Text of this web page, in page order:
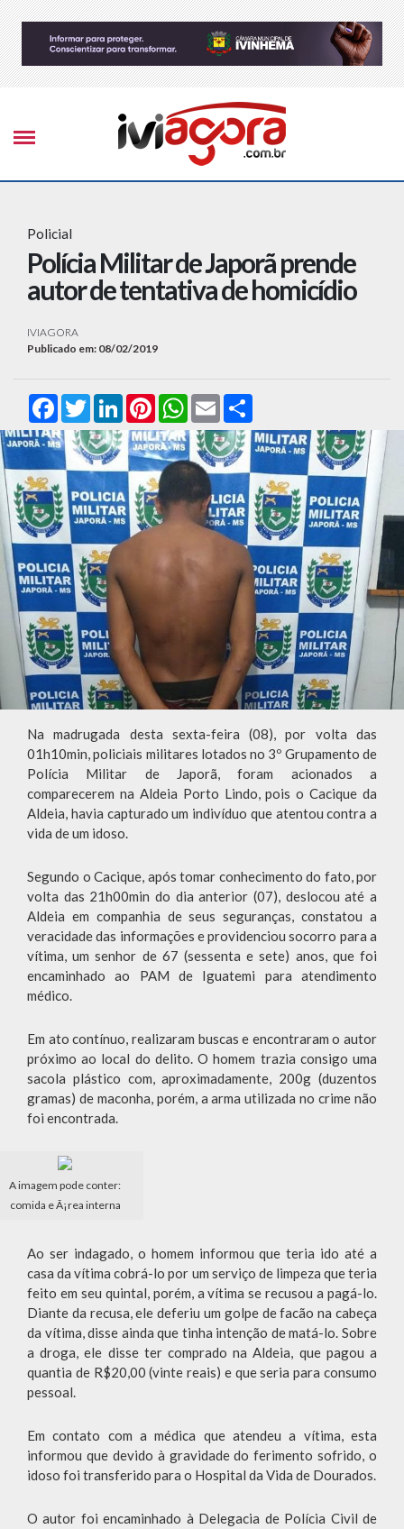
Policial
Polícia Militar de Japorã prende
autor de tentativa de homicídio
IVIAGORA
Publicado em: 08/02/2019
FacebookTwitterLinkedInPinterestWhatsApp
Email
Na madrugada desta sexta-feira (08), por volta das
01h10min, policiais militares lotados no 3º Grupamento de
Polícia Militar de Japorã, foram acionados a
comparecerem na Aldeia Porto Lindo, pois o Cacique da
Aldeia, havia capturado um indivíduo que atentou contra a
vida de um idoso.
Segundo o Cacique, após tomar conhecimento do fato, por
volta das 21h00min do dia anterior (07), deslocou até a
Aldeia em companhia de seus seguranças, constatou a
veracidade das informações e providenciou socorro para a
vítima, um senhor de 67 (sessenta e sete) anos, que foi
encaminhado ao PAM de Iguatemi para atendimento
médico.
Em ato contínuo, realizaram buscas e encontraram o autor
próximo ao local do delito. O homem trazia consigo uma
sacola plástico com, aproximadamente, 200g (duzentos
gramas) de maconha, porém, a arma utilizada no crime não
foi encontrada.
A imagem pode conter:
comida e Ã¡rea interna
Ao ser indagado, o homem informou que teria ido até a
casa da vítima cobrá-lo por um serviço de limpeza que teria
feito em seu quintal, porém, a vítima se recusou a pagá-lo.
Diante da recusa, ele deferiu um golpe de facão na cabeça
da vítima, disse ainda que tinha intenção de matá-lo. Sobre
a droga, ele disse ter comprado na Aldeia, que pagou a
quantia de R$20,00 (vinte reais) e que seria para consumo
pessoal.
Em contato com a médica que atendeu a vítima, esta
informou que devido à gravidade do ferimento sofrido, o
idoso foi transferido para o Hospital da Vida de Dourados.
O autor foi encaminhado à Delegacia de Polícia Civil de